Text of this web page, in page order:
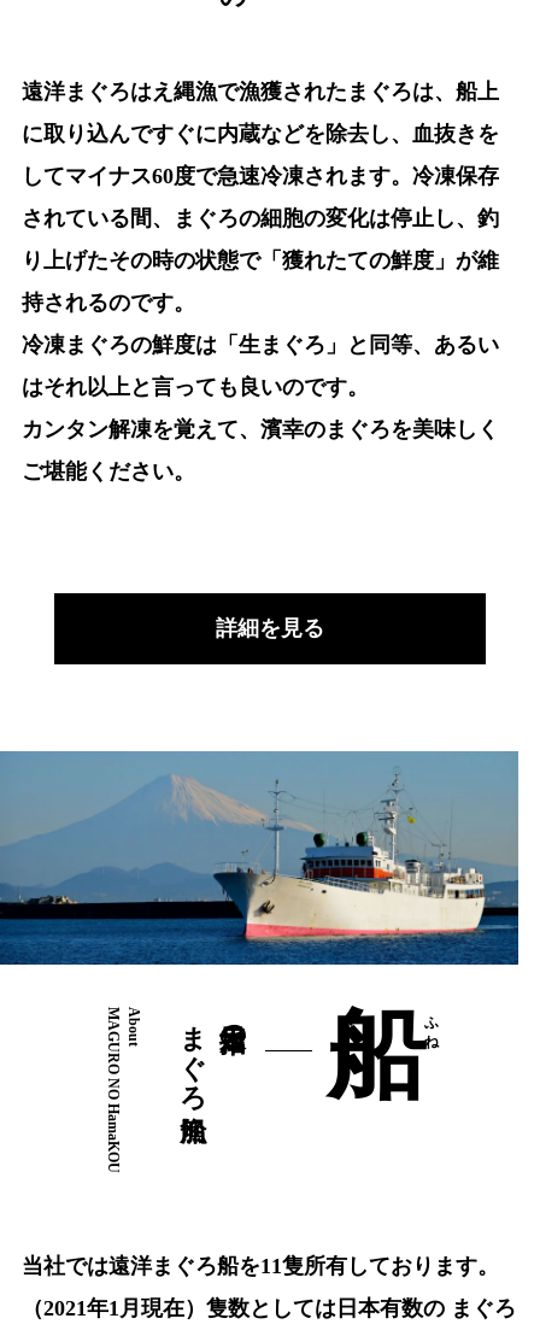
遠洋まぐろはえ縄漁で漁獲されたまぐろは、船上
に取り込んですぐに内蔵などを除去し、血抜きを
してマイナス60度で急速冷凍されます。冷凍保存
されている間、まぐろの細胞の変化は停止し、釣
り上げたその時の状態で「獲れたての鮮度」が維
持されるのです。
冷凍まぐろの鮮度は「生まぐろ」と同等、あるい
はそれ以上と言っても良いのです。
カンタン解凍を覚えて、濱幸のまぐろを美味しく
ご堪能ください。
詳細を見る
ふね
船
日本屈指の
まぐろ漁船
About
MAGURO NO HamaKOU
当社では遠洋まぐろ船を11隻所有しております。
（2021年1月現在）隻数としては日本有数の まぐろ